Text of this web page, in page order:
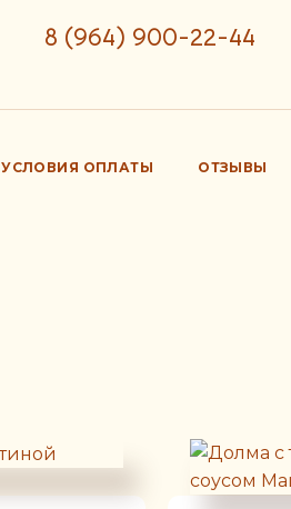
8 (964) 900-22-44
УСЛОВИЯ ОПЛАТЫ ОТЗЫВЫ